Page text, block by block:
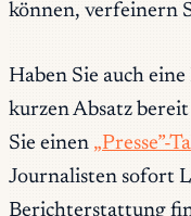
können, verfeinern
Haben Sie auch
kurzen Absatz
Sie einen „Presse”-
Journalisten sofort
Berichterstattung